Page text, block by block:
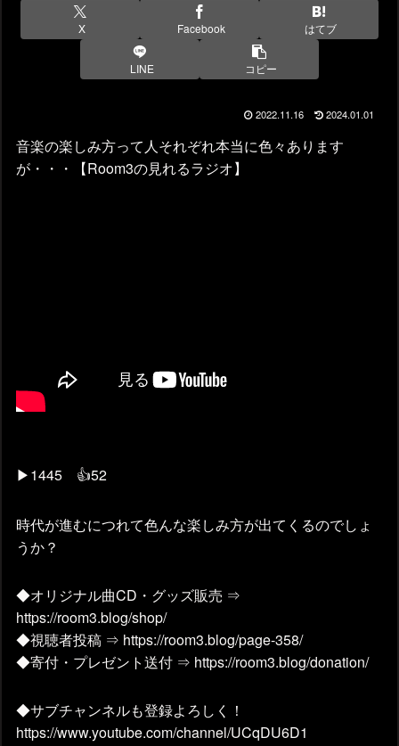
X Facebook はてブ
LINE コピー
2022.11.16 2024.01.01
音楽の楽しみ方って人それぞれ本当に色々あります
が・・・【Room3の見れるラジオ】
▶1445 👍52
時代が進むにつれて色んな楽しみ方が出てくるのでしょ
うか？
◆オリジナル曲CD・グッズ販売 ⇒
https://room3.blog/shop/
◆視聴者投稿 ⇒ https://room3.blog/page-358/
◆寄付・プレゼント送付 ⇒ https://room3.blog/donation/
◆サブチャンネルも登録よろしく！
https://www.youtube.com/channel/UCqDU6D1